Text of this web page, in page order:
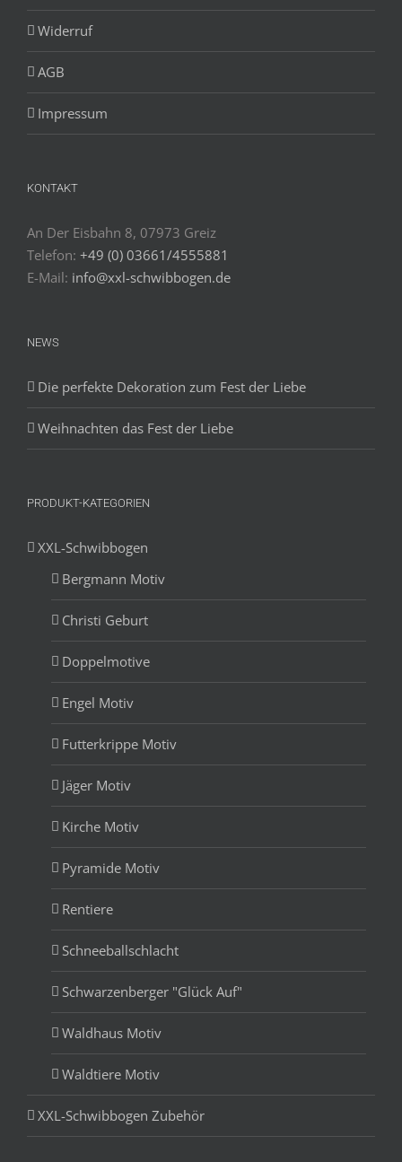
Widerruf
AGB
Impressum
KONTAKT
An Der Eisbahn 8, 07973 Greiz
Telefon: +49 (0) 03661/4555881
E-Mail: info@xxl-schwibbogen.de
NEWS
Die perfekte Dekoration zum Fest der Liebe
Weihnachten das Fest der Liebe
PRODUKT-KATEGORIEN
XXL-Schwibbogen
Bergmann Motiv
Christi Geburt
Doppelmotive
Engel Motiv
Futterkrippe Motiv
Jäger Motiv
Kirche Motiv
Pyramide Motiv
Rentiere
Schneeballschlacht
Schwarzenberger "Glück Auf"
Waldhaus Motiv
Waldtiere Motiv
XXL-Schwibbogen Zubehör